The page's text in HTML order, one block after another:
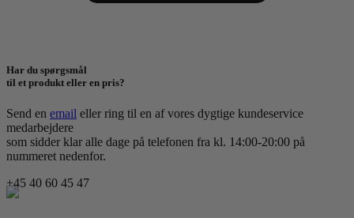
Har du spørgsmål
til et produkt eller en pris?
Send en email eller ring til en af vores dygtige kundeservice
medarbejdere
som sidder klar alle dage på telefonen fra kl. 14:00-20:00 på
nummeret nedenfor.
+45 40 60 45 47